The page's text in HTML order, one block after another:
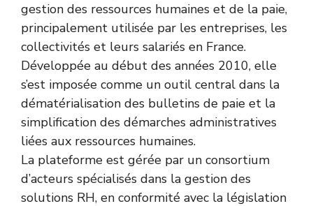
gestion des ressources humaines et de la paie,
principalement utilisée par les entreprises, les
collectivités et leurs salariés en France.
Développée au début des années 2010, elle
s’est imposée comme un outil central dans la
dématérialisation des bulletins de paie et la
simplification des démarches administratives
liées aux ressources humaines.
La plateforme est gérée par un consortium
d’acteurs spécialisés dans la gestion des
solutions RH, en conformité avec la législation